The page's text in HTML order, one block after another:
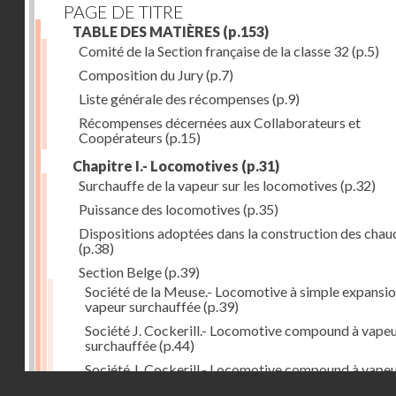
PAGE DE TITRE
TABLE DES MATIÈRES (p.153)
Comité de la Section française de la classe 32 (p.5)
Composition du Jury(p.7)
Liste générale des récompenses (p.9)
Récompenses décernées aux Collaborateurs et
Coopérateurs (p.15)
Chapitre I.- Locomotives (p.31)
Surchauffe de la vapeur sur les locomotives (p.32)
Puissance des locomotives (p.35)
Dispositions adoptées dans la construction des
(p.38)
Section Belge(p.39)
Société de la Meuse.- Locomotive à simple
vapeur surchauffée(p.39)
Société J. Cockerill.- Locomotive compound à
surchauffée(p.44)
Société J. Cockerill.- Locomotive compound à